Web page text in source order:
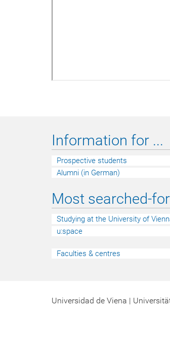
Information for ...
Prospective students
Alumni (in German)
Most searched-
Studying at the University of
u:space
Faculties & centres
Universidad de Viena |